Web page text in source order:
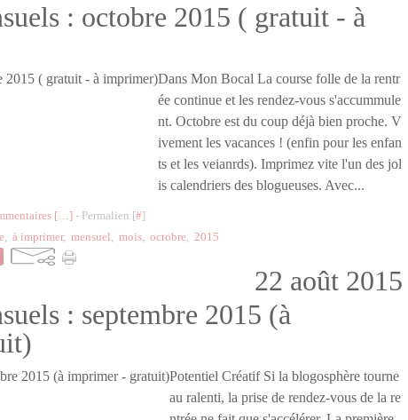
: octobre 2015 ( gratuit - à
Dans Mon Bocal La course folle de la rentr
ée continue et les rendez-vous s'accummule
nt. Octobre est du coup déjà bien proche. V
ivement les vacances ! (enfin pour les enfan
ts et les veianrds). Imprimez vite l'un des jol
is calendriers des blogueuses. Avec...
[…] - Permalien [#]
, à imprimer, mensuel, mois, octobre, 2015
22 août 2015
: septembre 2015 (à
Potentiel Créatif Si la blogosphère tourne
au ralenti, la prise de rendez-vous de la re